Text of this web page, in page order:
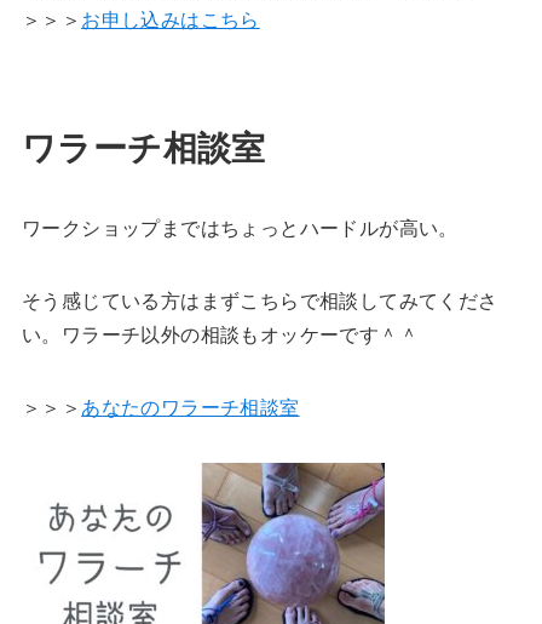
＞＞＞ お申し込みはこちら
ワラーチ相談室
ワークショップまではちょっとハードルが高い。
そう感じている方はまずこちらで相談してみてくださ
い。ワラーチ以外の相談もオッケーです＾＾
＞＞＞ あなたのワラーチ相談室